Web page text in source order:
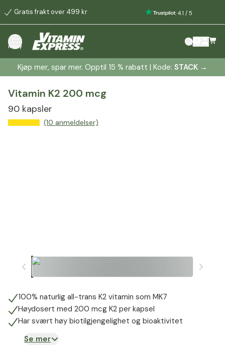
Gratis frakt over 499 kr : 4.1 / 5
meny
Kjøp mer, spar mer. Opptil 15 % rabatt | Kode: STACK →
Vitamin K2 200 mcg
90 kapsler
(10 anmeldelser)
100% naturlig all-trans K2 vitamin som MK7
Høydosert med 200 mcg K2 per kapsel
Har svært høy biotilgjengelighet og bioaktivitet
Se mer